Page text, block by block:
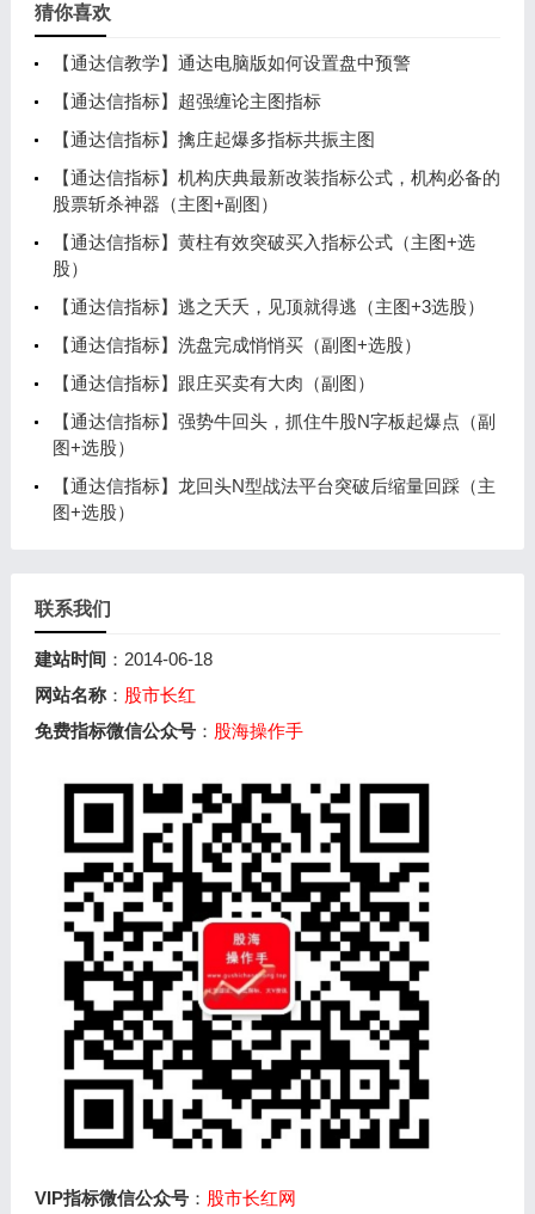
猜你喜欢
【通达信教学】通达电脑版如何设置盘中预警
【通达信指标】超强缠论主图指标
【通达信指标】擒庄起爆多指标共振主图
【通达信指标】机构庆典最新改装指标公式，机构必备的
股票斩杀神器（主图+副图）
【通达信指标】黄柱有效突破买入指标公式（主图+选
股）
【通达信指标】逃之夭夭，见顶就得逃（主图+3选股）
【通达信指标】洗盘完成悄悄买（副图+选股）
【通达信指标】跟庄买卖有大肉（副图）
【通达信指标】强势牛回头，抓住牛股N字板起爆点（副
图+选股）
【通达信指标】龙回头N型战法平台突破后缩量回踩（主
图+选股）
联系我们
建站时间 ：2014-06-18
网站名称： 股市长红
免费指标微信公众号： 股海操作手
VIP指标微信公众号： 股市长红网